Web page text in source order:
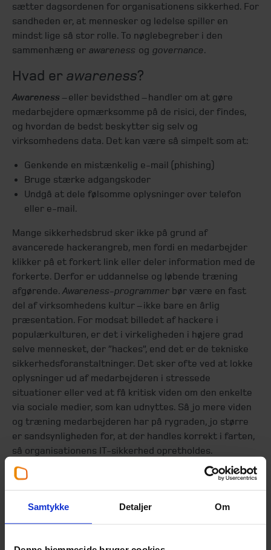
Samtykke Detaljer Om
sætter dagsordenen for organisationens sikkerhed. For
sandheden er, at mennesker og ledelse spiller en
mindst lige så stor rolle. To nøglebegreber i den
sammenhæng er awareness og governance.
Hvad er awareness?
Awareness – eller bevidsthed – handler om at gøre
medarbejdere opmærksomme på de risici, der findes,
og hvordan de bedst beskytter sig selv og
virksomhedens data. Det kan være så simpelt som at:
Genkende en mistænkelig e-mail (phishing)
Bruge stærke adgangskoder
Undgå at dele følsomme oplysninger over telefon
eller e-mail.
Mange sikkerhedsbrud sker ikke på grund af
avancerede hackerangreb, men fordi en medarbejder
klikker på et forkert link eller deler information med de
forkerte. Derfor er uddannelse og løbende træning
afgørende. Awareness-programmer bør være en fast
del af virksomhedens kultur – ikke bare en årlig
præsentation. For modsat billedet af hackere i
populærkulturen, er det i virkeligheden i højere grad
selve mennesket, der ”hackes”, end det er de tekniske
sikkerhedsforanstaltninger. Det sker ofte ved at lokke
oplysninger ud af medarbejderen i stressede
situationer eller ved at få kritisk viden om den enkelte
via sociale medier, som kan udnyttes. Så jo mere viden
og træning medarbejderen har på rygraden, jo større
er sandsynligheden for, at der handles korrekt i farten,
så organisationens IT-sikkerhed opretholdes.